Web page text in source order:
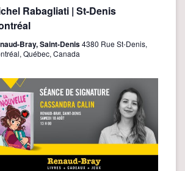
Rabagliati | St-Denis
Bray, Saint-Denis4380 Rue St-Denis,
Québec, Canada